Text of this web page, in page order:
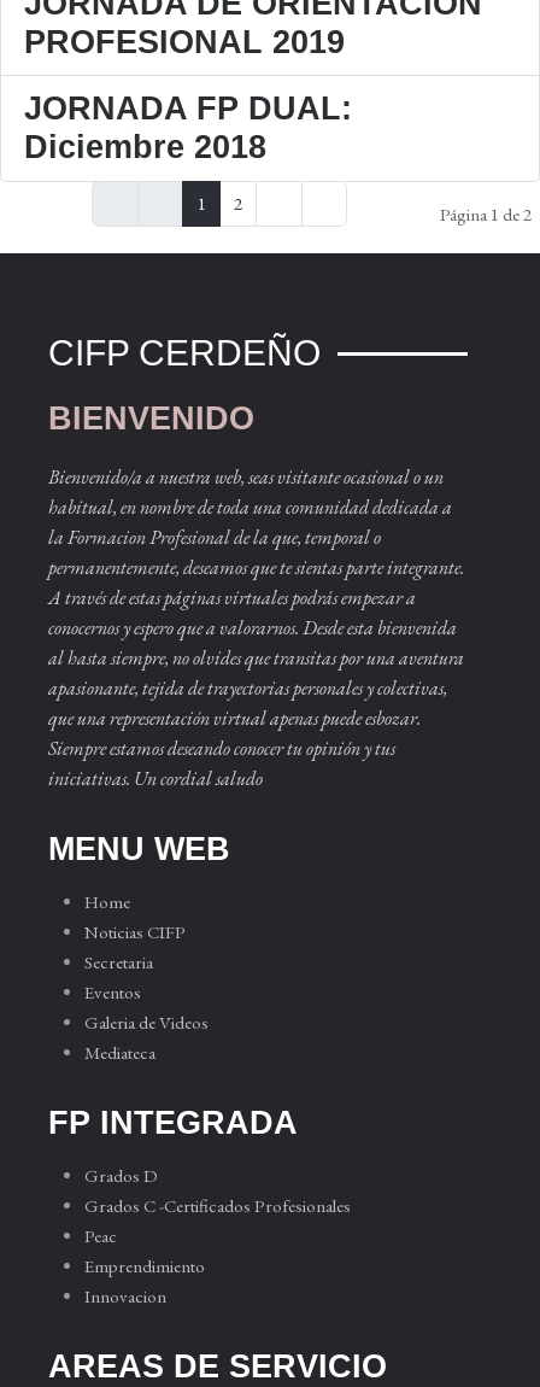
PROFESIONAL 2019
JORNADA FP DUAL:
Diciembre 2018
Página 1 de 2
1 2
CIFP CERDEÑO
BIENVENIDO
Bienvenido/a a nuestra web, seas visitante ocasional o un
habitual, en nombre de toda una comunidad dedicada a
la Formacion Profesional de la que, temporal o
permanentemente, deseamos que te sientas parte integrante.
A través de estas páginas virtuales podrás empezar a
conocernos y espero que a valorarnos. Desde esta bienvenida
al hasta siempre, no olvides que transitas por una aventura
apasionante, tejida de trayectorias personales y colectivas,
que una representación virtual apenas puede esbozar.
Siempre estamos deseando conocer tu opinión y tus
iniciativas. Un cordial saludo
MENU WEB
Home
Noticias CIFP
Secretaria
Eventos
Galeria de Videos
Mediateca
FP INTEGRADA
Grados D
Grados C -Certificados Profesionales
Peac
Emprendimiento
Innovacion
AREAS DE SERVICIO